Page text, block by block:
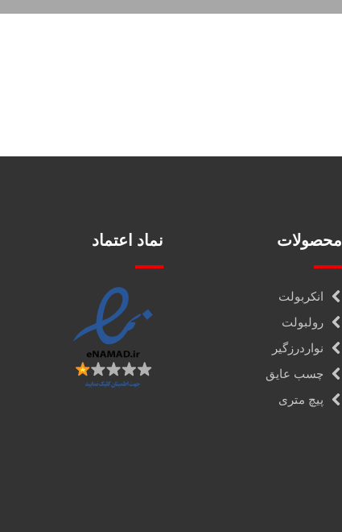
محصولات
انکربولت
رولبولت
نواردرزگیر
چسب عایق
پیچ متری
نماد اعتماد